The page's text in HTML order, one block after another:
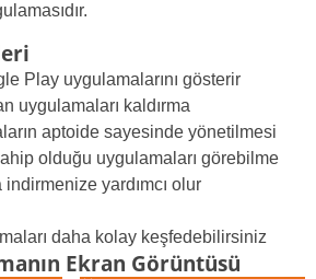
Play uygulamalarını gösterir
uygulamaları kaldırma
aptoide sayesinde yönetilmesi
olduğu uygulamaları görebilme
yardımcı olur
daha kolay keşfedebilirsiniz
Ekran Görüntüsü